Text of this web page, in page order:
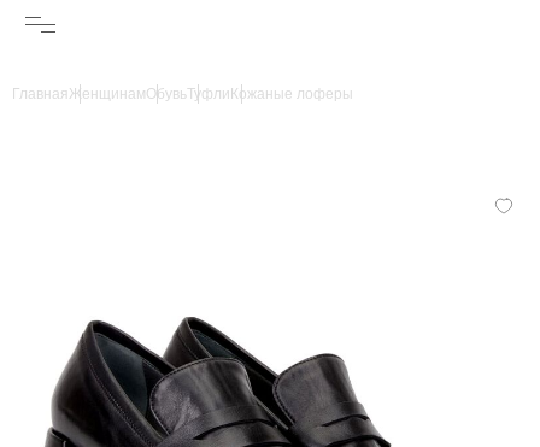
ГлавнаяЖенщинамОбувьТуфли Кожаные лоферы